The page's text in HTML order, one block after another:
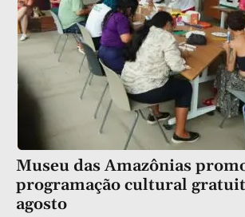
Museu das Amazônias
programação cultural
agosto